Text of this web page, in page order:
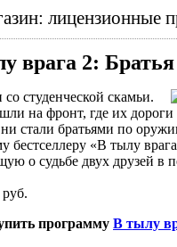
врага 2:
студенческой скамьи.
на фронт, где их
стали братьями по
бестселлеру «В тылу
о судьбе двух друзей в
руб.
программу В тылу